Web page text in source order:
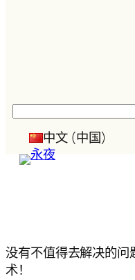
中文 (中国)
没有不值得去解决的
术！